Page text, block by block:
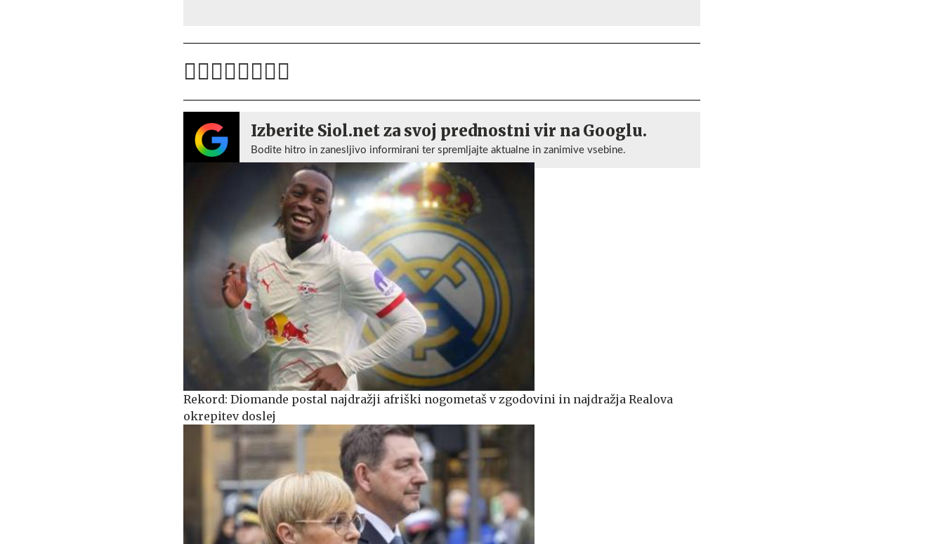
Izberite Siol.net za svoj prednostni vir na Googlu.
Bodite hitro in zanesljivo informirani ter spremljajte aktualne in zanimive vsebine.
Rekord: Diomande postal najdražji afriški nogometaš v zgodovini in najdražja Realova
okrepitev doslej